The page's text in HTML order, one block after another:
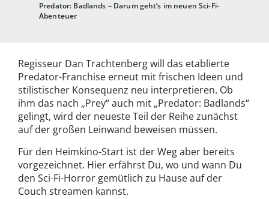
Predator: Badlands – Darum geht’s im neuen Sci-Fi-
Abenteuer
Regisseur Dan Trachtenberg will das etablierte
Predator-Franchise erneut mit frischen Ideen und
stilistischer Konsequenz neu interpretieren. Ob
ihm das nach „Prey“ auch mit „Predator: Badlands“
gelingt, wird der neueste Teil der Reihe zunächst
auf der großen Leinwand beweisen müssen.
Für den Heimkino-Start ist der Weg aber bereits
vorgezeichnet. Hier erfährst Du, wo und wann Du
den Sci-Fi-Horror gemütlich zu Hause auf der
Couch streamen kannst.